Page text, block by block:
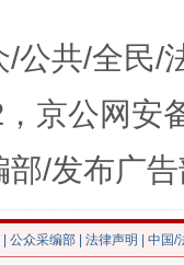
生
/公共/全民/
京公网安
/发布广
公众采编部 法律声明 | 中国